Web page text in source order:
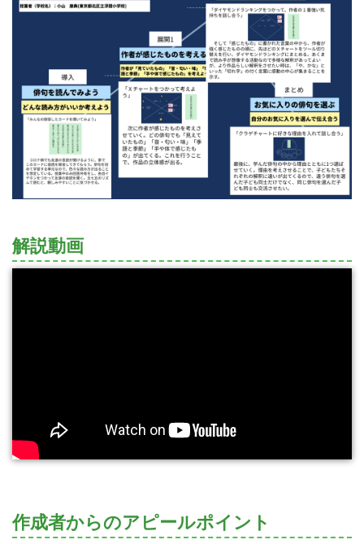
解説動画
作成者からのアピールポイント